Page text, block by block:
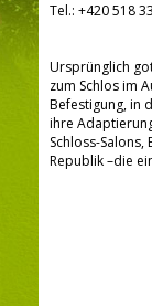
Tel.: +420 518
Ursprünglich
zum Schlos im
Befestigung, in
ihre
Schloss-
Republik –die